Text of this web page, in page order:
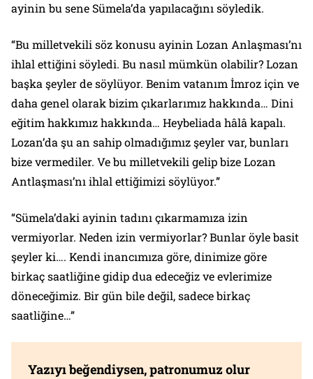
ayinin bu sene Sümela’da yapılacağını söyledik.
“Bu milletvekili söz konusu ayinin Lozan Anlaşması’nı
ihlal ettiğini söyledi. Bu nasıl mümkün olabilir? Lozan
başka şeyler de söylüyor. Benim vatanım İmroz için ve
daha genel olarak bizim çıkarlarımız hakkında… Dini
eğitim hakkımız hakkında… Heybeliada hâlâ kapalı.
Lozan’da şu an sahip olmadığımız şeyler var, bunları
bize vermediler. Ve bu milletvekili gelip bize Lozan
Antlaşması’nı ihlal ettiğimizi söylüyor.”
“Sümela’daki ayinin tadını çıkarmamıza izin
vermiyorlar. Neden izin vermiyorlar? Bunlar öyle basit
şeyler ki…. Kendi inancımıza göre, dinimize göre
birkaç saatliğine gidip dua edeceğiz ve evlerimize
döneceğimiz. Bir gün bile değil, sadece birkaç
saatliğine…”
Yazıyı beğendiysen, patronumuz olur